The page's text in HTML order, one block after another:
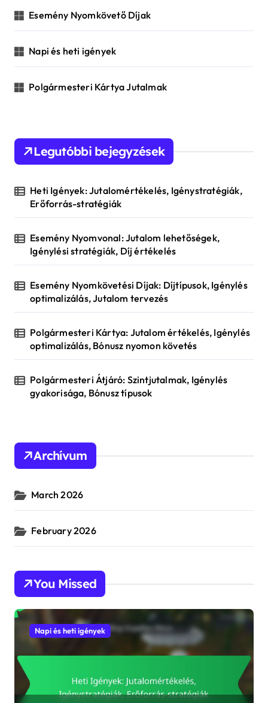
:
Esemény Nyomkövető Díjak
Napi és heti igények
Polgármesteri Kártya Jutalmak
Legutóbbi bejegyzések
Heti Igények: Jutalomértékelés, Igénystratégiák,
Erőforrás-stratégiák
Esemény Nyomvonal: Jutalom lehetőségek,
Igénylési stratégiák, Díj értékelés
Esemény Nyomkövetési Díjak: Díjtípusok, Igénylés
optimalizálás, Jutalom tervezés
Polgármesteri Kártya: Jutalom értékelés, Igénylés
optimalizálás, Bónusz nyomon követés
Polgármesteri Átjáró: Szintjutalmak, Igénylés
gyakorisága, Bónusz típusok
Archívum
March 2026
February 2026
You Missed
Napi és heti igények